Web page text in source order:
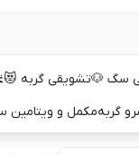
سگ 🐶تشویقی گربه 😻
گربهمکمل و ویتامین